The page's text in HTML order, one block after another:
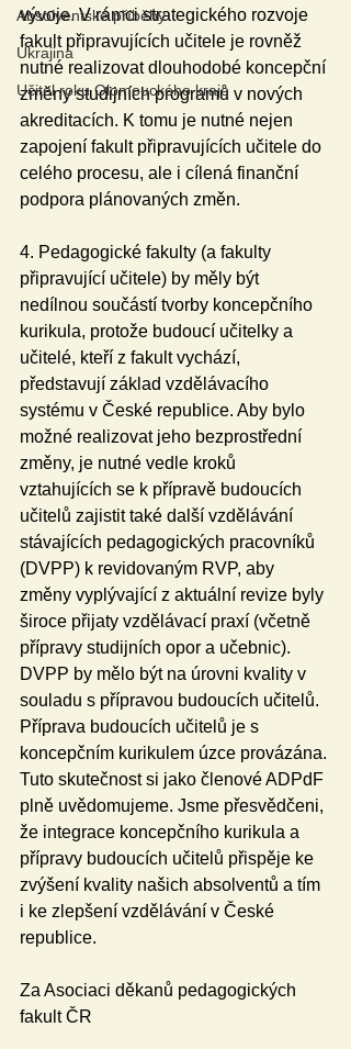
Absolventské příběhy
Ukrajina
Učitel roku Olomouckého kraje
vývoje. V rámci strategického rozvoje
fakult připravujících učitele je rovněž
nutné realizovat dlouhodobé koncepční
změny studijních programů v nových
akreditacích. K tomu je nutné nejen
zapojení fakult připravujících učitele do
celého procesu, ale i cílená finanční
podpora plánovaných změn.
4. Pedagogické fakulty (a fakulty
připravující učitele) by měly být
nedílnou součástí tvorby koncepčního
kurikula, protože budoucí učitelky a
učitelé, kteří z fakult vychází,
představují základ vzdělávacího
systému v České republice. Aby bylo
možné realizovat jeho bezprostřední
změny, je nutné vedle kroků
vztahujících se k přípravě budoucích
učitelů zajistit také další vzdělávání
stávajících pedagogických pracovníků
(DVPP) k revidovaným RVP, aby
změny vyplývající z aktuální revize byly
široce přijaty vzdělávací praxí (včetně
přípravy studijních opor a učebnic).
DVPP by mělo být na úrovni kvality v
souladu s přípravou budoucích učitelů.
Příprava budoucích učitelů je s
koncepčním kurikulem úzce provázána.
Tuto skutečnost si jako členové ADPdF
plně uvědomujeme. Jsme přesvědčeni,
že integrace koncepčního kurikula a
přípravy budoucích učitelů přispěje ke
zvýšení kvality našich absolventů a tím
i ke zlepšení vzdělávání v České
republice.
Za Asociaci děkanů pedagogických
fakult ČR